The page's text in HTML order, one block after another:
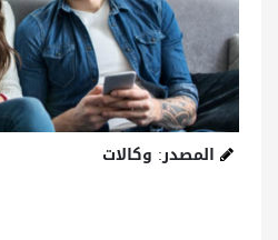
المصدر: وكالات